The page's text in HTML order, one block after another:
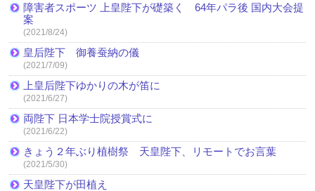
障害者スポーツ 上皇陛下が礎築く 64年パラ後 国内大会提
案
(2021/8/24)
皇后陛下 御養蚕納の儀
(2021/7/09)
上皇后陛下ゆかりの木が笛に
(2021/6/27)
両陛下 日本学士院授賞式に
(2021/6/22)
きょう２年ぶり植樹祭 天皇陛下、リモートでお言葉
(2021/5/30)
天皇陛下が田植え